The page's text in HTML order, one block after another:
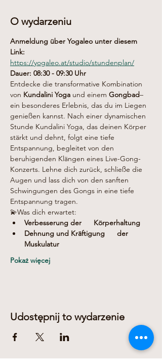
O wydarzeniu
Anmeldung über Yogaleo unter diesem
Link:
https://yogaleo.at/studio/stundenplan/
Dauer: 08:30 - 09:30 Uhr
Entdecke die transformative Kombination
von Kundalini Yoga und einem Gongbad–
ein besonderes Erlebnis, das du im Liegen
genießen kannst. Nach einer dynamischen
Stunde Kundalini Yoga, das deinen Körper
stärkt und dehnt, folgt eine tiefe
Entspannung, begleitet von den
beruhigenden Klängen eines Live-Gong-
Konzerts. Lehne dich zurück, schließe die
Augen und lass dich von den sanften
Schwingungen des Gongs in eine tiefe
Entspannung tragen.
💫Was dich erwartet:
Verbesserung der      Körperhaltung
Dehnung und Kräftigung      der
Muskulatur
Pokaż więcej
Udostępnij to wydarzenie